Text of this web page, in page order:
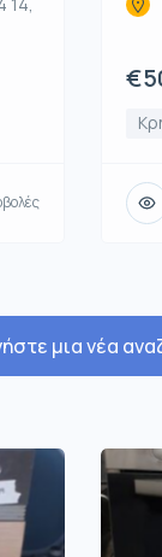
μια νέα